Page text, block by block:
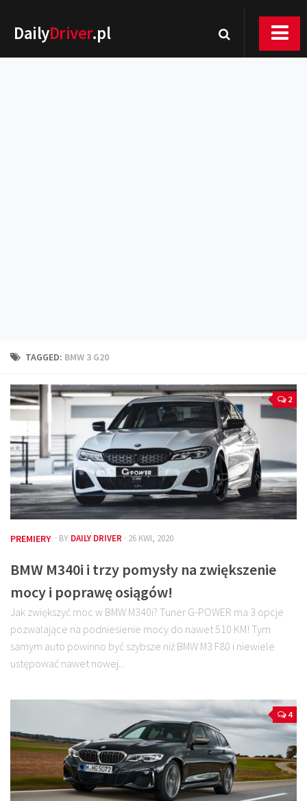
DailyDriver.pl
Technika jazdy
Kalkulatory
Przelicznik mocy
Auto z niemiec
Galerie
TAGGED: BMW 3 G20
2
PREMIERY · BY DAILY DRIVER · 26 KWI, 2020
BMW M340i i trzy pomysły na zwiększenie
mocy i poprawę osiągów!
Jak zwiększyć moc w BMW M340i? Tuner G-POWER ma 3 opcje
pozwalające na podniesienie mocy do nawet 510 KM! Tym
samym auto powinno być szybsze niż BMW M3 F80 i niewiele
ustępować nawet nowej...
4